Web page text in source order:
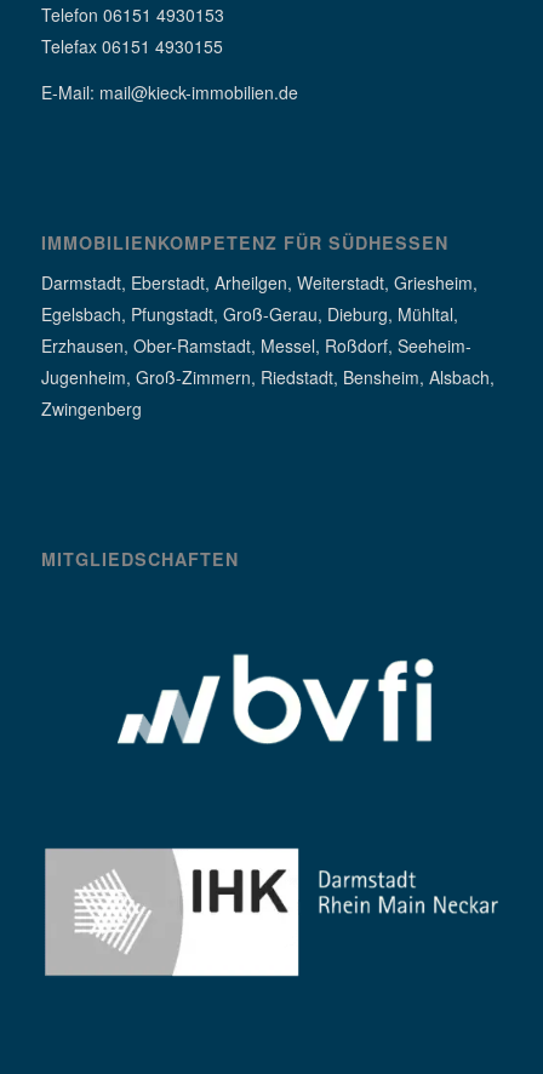
Telefon 06151 4930153
Telefax 06151 4930155
E-Mail: mail@kieck-immobilien.de
IMMOBILIENKOMPETENZ FÜR SÜDHESSEN
Darmstadt, Eberstadt, Arheilgen, Weiterstadt, Griesheim,
Egelsbach, Pfungstadt, Groß-Gerau, Dieburg, Mühltal,
Erzhausen, Ober-Ramstadt, Messel, Roßdorf, Seeheim-
Jugenheim, Groß-Zimmern, Riedstadt, Bensheim, Alsbach,
Zwingenberg
MITGLIEDSCHAFTEN